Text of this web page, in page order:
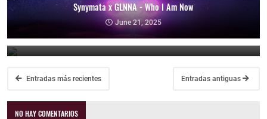
Synymata x GLNNA - Who I Am Now
June 21, 2025
Markus Schulz - You Belong
April 24, 2025
Entradas más recientes Entradas antiguas
NO HAY COMENTARIOS